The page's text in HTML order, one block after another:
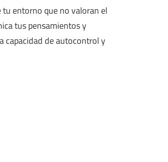
entorno que no valoran el
tus pensamientos y
capacidad de autocontrol y